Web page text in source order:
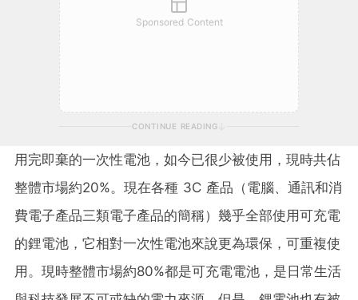
Sponsored Content
CONTINUE READING
用完即棄的一次性電池，如今已很少被使用，現時共佔
整體市場約20%。現在各種 3C 產品（電腦、通訊和消
費電子產品三類電子產品的簡稱）幾乎全部使用可充電
的鋰電池，它相對一次性電池來說更為環保，可重複使
用。現時整體市場約80%都是可充電電池，是日常生活